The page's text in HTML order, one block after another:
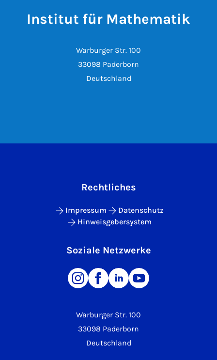
Institut für Mathematik
Warburger Str. 100
33098 Paderborn
Deutschland
Warburger Str. 100
33098 Paderborn
Deutschland
Rechtliches
Impressum
Datenschutz
Hinweisgebersystem
Soziale Netzwerke